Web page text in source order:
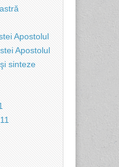
Apostolul
Apostolul
sinteze